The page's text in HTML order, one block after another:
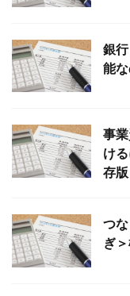
銀
能
事
け
存版
つ
ぎ